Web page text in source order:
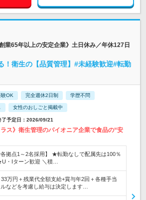
業65年以上の安定企業》土日休み／年休127日
！衛生の【品質管理】#未経験歓迎#転勤
OK 完全週休2日制 学歴不問
女性のおしごと掲載中
予定日：2026/09/21
ラス》衛生管理のパイオニア企業で食品の“安
各拠点1～2名採用】 ★転勤なしで配属先は100％
・Iターン歓迎 ＼積…
33万円＋残業代全額支給+賞与年2回＋各種手当
などを考慮し給与は決定します…